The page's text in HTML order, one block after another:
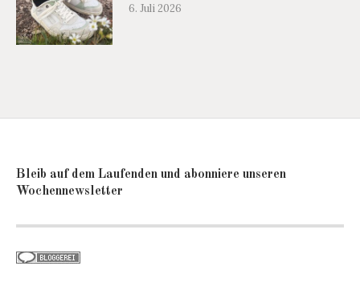
6. Juli 2026
Bleib auf dem Laufenden und abonniere unseren
Wochennewsletter